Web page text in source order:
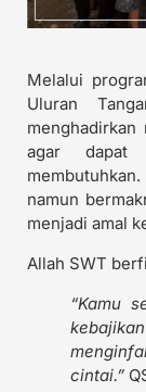
Melalui
Uluran
menghadirkan
agar dapat
namun
menjadi amal
Allah SWT
“Kamu
cintai.”